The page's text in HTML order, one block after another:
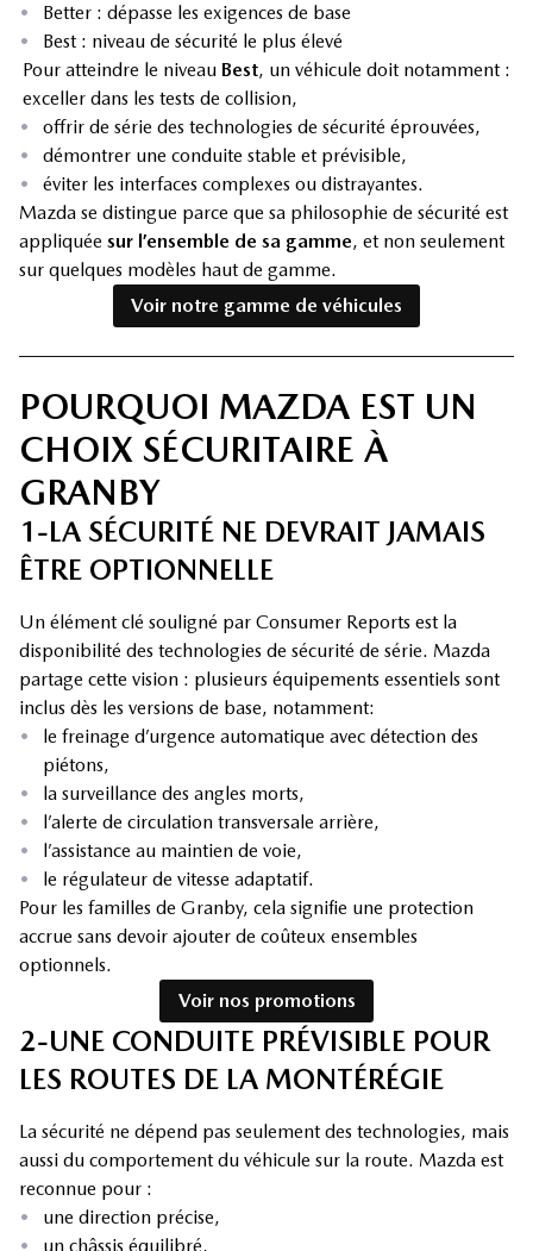
•
Better : dépasse les exigences de base
•
Best : niveau de sécurité le plus élevé
Pour atteindre le niveau Best, un véhicule doit notamment :
exceller dans les tests de collision,
•
offrir de série des technologies de sécurité éprouvées,
•
démontrer une conduite stable et prévisible,
•
éviter les interfaces complexes ou distrayantes.
Mazda se distingue parce que sa philosophie de sécurité est
appliquée sur l’ensemble de sa gamme, et non seulement
sur quelques modèles haut de gamme.
Voir notre gamme de véhicules
POURQUOI MAZDA EST UN
CHOIX SÉCURITAIRE À
GRANBY
1-LA SÉCURITÉ NE DEVRAIT JAMAIS
ÊTRE OPTIONNELLE
Un élément clé souligné par Consumer Reports est la
disponibilité des technologies de sécurité de série. Mazda
partage cette vision : plusieurs équipements essentiels sont
inclus dès les versions de base, notamment:
•
le freinage d’urgence automatique avec détection des
piétons,
•
la surveillance des angles morts,
•
l’alerte de circulation transversale arrière,
•
l’assistance au maintien de voie,
•
le régulateur de vitesse adaptatif.
Pour les familles de Granby, cela signifie une protection
accrue sans devoir ajouter de coûteux ensembles
optionnels.
Voir nos promotions
2-UNE CONDUITE PRÉVISIBLE POUR
LES ROUTES DE LA MONTÉRÉGIE
La sécurité ne dépend pas seulement des technologies, mais
aussi du comportement du véhicule sur la route. Mazda est
reconnue pour :
•
une direction précise,
•
un châssis équilibré,